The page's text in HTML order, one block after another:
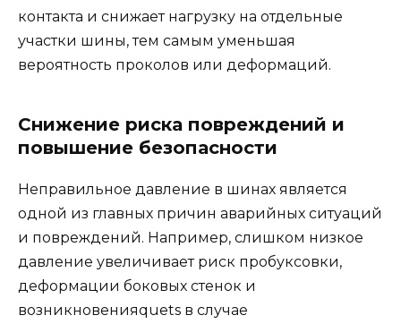
контакта и снижает нагрузку на отдельные
участки шины, тем самым уменьшая
вероятность проколов или деформаций.
Снижение риска повреждений и
повышение безопасности
Неправильное давление в шинах является
одной из главных причин аварийных ситуаций
и повреждений. Например, слишком низкое
давление увеличивает риск пробуксовки,
деформации боковых стенок и
возникновенияquets в случае